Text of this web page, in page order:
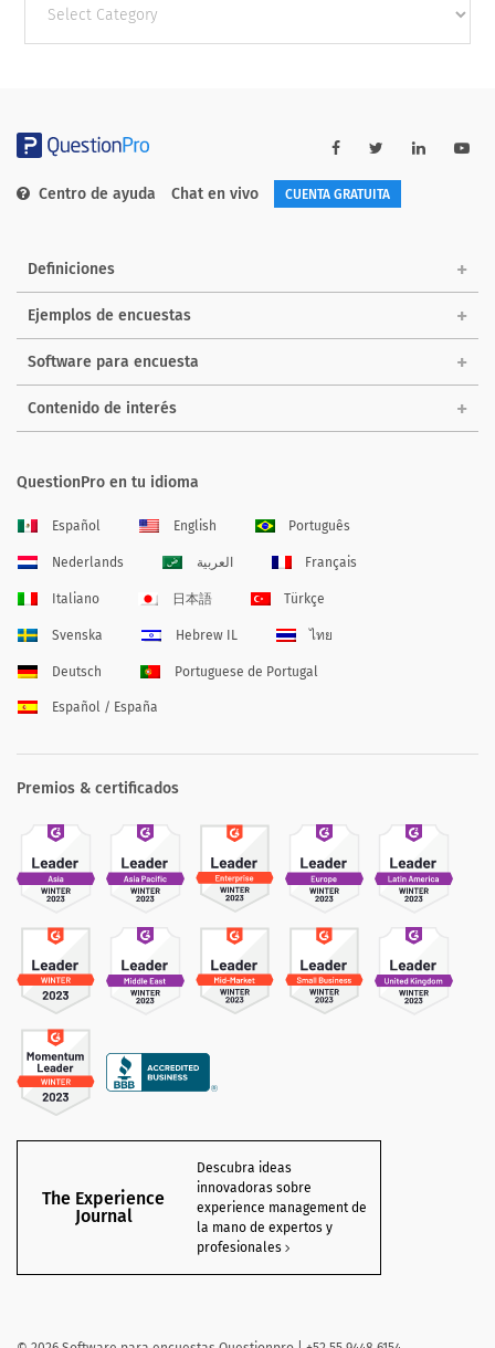
categories
Centro de ayuda Chat en vivo CUENTA GRATUITA
Definiciones
Ejemplos de encuestas
Software para encuesta
Contenido de interés
QuestionPro en tu idioma
Español English Português
Nederlands العربية Français
Italiano 日本語 Türkçe
Svenska Hebrew IL ไทย
Deutsch Portuguese de Portugal
Español / España
Premios & certificados
The Experience
Journal
Descubra ideas
innovadoras sobre
experience management de
la mano de expertos y
profesionales